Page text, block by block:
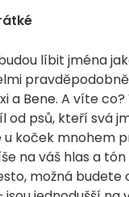
líbit jména
a Bene. A víte
od psů, kteří svá
u koček mnohem
na váš hlas a
možná